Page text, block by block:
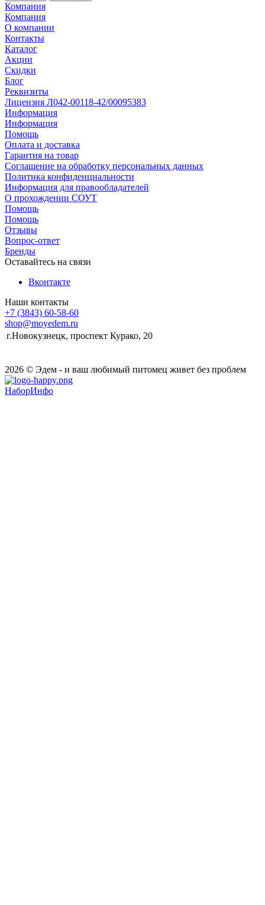
Компания
Компания
О компании
Контакты
Каталог
Акции
Скидки
Блог
Реквизиты
Лицензия Л042-00118-42/00095383
Информация
Информация
Помощь
Оплата и доставка
Гарантия на товар
Соглашение на обработку персональных данных
Политика конфиденциальности
Информация для правообладателей
О прохождении СОУТ
Помощь
Помощь
Отзывы
Вопрос-ответ
Бренды
Оставайтесь на связи
Вконтакте
Наши контакты
+7 (3843) 60-58-60
shop@moyedem.ru
г.Новокузнецк, проспект Курако, 20
2026 © Эдем - и ваш любимый питомец живет без проблем
НаборИнфо